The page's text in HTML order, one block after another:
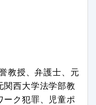
載、または
ない場合
中傷し、名誉
合
教授、弁護士、元
関西大学法学部教
ーク犯罪、児童ポ